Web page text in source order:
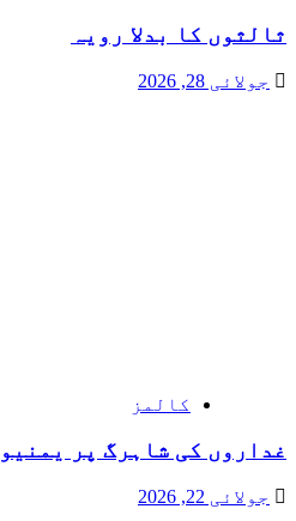
ثالثوں کا بدلا رویہ
جولائی 28, 2026
کالمز
غداروں کی شاہرگ پر
جولائی 22, 2026